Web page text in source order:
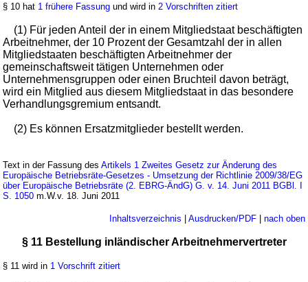
§ 10 hat 1 frühere Fassung und wird in 2 Vorschriften zitiert
(1) Für jeden Anteil der in einem Mitgliedstaat beschäftigten
Arbeitnehmer, der 10 Prozent der Gesamtzahl der in allen
Mitgliedstaaten beschäftigten Arbeitnehmer der
gemeinschaftsweit tätigen Unternehmen oder
Unternehmensgruppen oder einen Bruchteil davon beträgt,
wird ein Mitglied aus diesem Mitgliedstaat in das besondere
Verhandlungsgremium entsandt.
(2) Es können Ersatzmitglieder bestellt werden.
Text in der Fassung desArtikels 1 Zweites Gesetz zur Änderung des
Europäische Betriebsräte-Gesetzes - Umsetzung der Richtlinie 2009/38/EG
über Europäische Betriebsräte (2. EBRG-ÄndG) G. v. 14. Juni 2011 BGBl. I
S. 1050 m.W.v. 18. Juni 2011
Inhaltsverzeichnis | Ausdrucken/PDF| nach oben
§ 11 Bestellung inländischer Arbeitnehmervertreter
§ 11 wird in 1 Vorschrift zitiert